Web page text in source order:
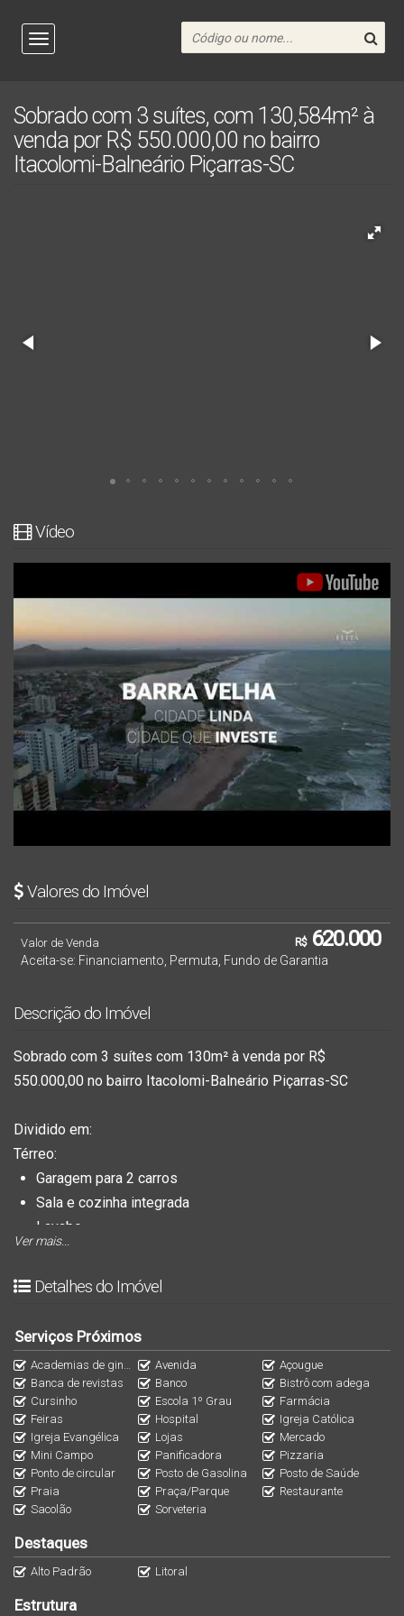
Sobrado com 3 suítes, com 130,584m² à
venda por R$ 550.000,00 no bairro
Itacolomi-Balneário Piçarras-SC
Vídeo
Valores do Imóvel
R$620.000
Valor de Venda
Aceita-se: Financiamento, Permuta, Fundo de Garantia
Descrição do Imóvel
Sobrado com 3 suítes com 130m² à venda por R$
550.000,00 no bairro Itacolomi-Balneário Piçarras-SC
Dividido em:
Térreo:
Garagem para 2 carros
Sala e cozinha integrada
Lavabo
Lavanderia fechada
Jardim de inverno
Corredor amplo
Acabamentos:
Rebaixo em gesso
Piso Porcelanato/ térreo
Piso vinílico/ 2⁰ piso
Escada com anti-derrapante em alumínio dourado
Guarda corpo da escada em inox
Ver mais...
Detalhes do Imóvel
Serviços Próximos
Academias de ginástica Avenida
Açougue
Banca de revistas
Banco
Bistrô com adega
Cursinho
Escola 1º Grau
Farmácia
Feiras
Hospital
Igreja Católica
Igreja Evangélica
Lojas
Mercado
Mini Campo
Panificadora
Pizzaria
Ponto de circular
Posto de Gasolina
Posto de Saúde
Praia
Praça/Parque
Restaurante
Sacolão
Sorveteria
Destaques
Alto Padrão Litoral
Estrutura